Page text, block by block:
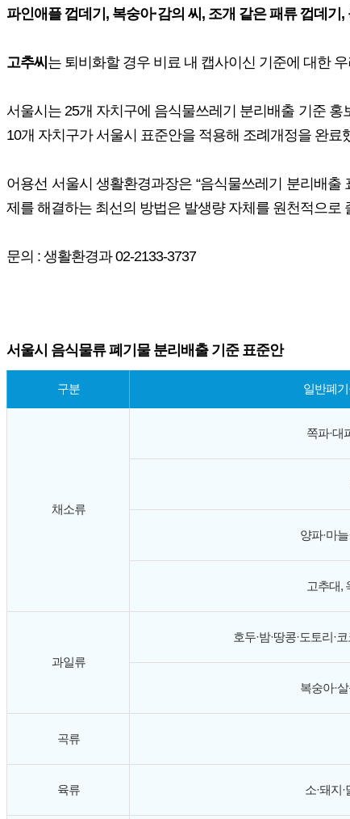
파인애플 껍데기, 복숭아·감의 씨, 조개 같은 패류 껍데기,
고추씨 는 퇴비화할 경우 비료 내 캡사이신 기준에 대한 우
서울시는 25개 자치구에 음식물쓰레기 분리배출 기준
10개 자치구가 서울시 표준안을 적용해 조례개정을 완료
어용선 서울시 생활환경과장은 “음식물쓰레기 분리배
제를 해결하는 최선의 방법은 발생량 자체를 원천적으
문의 : 생활환경과 02-2133-3737
서울시 음식물류 폐기물 분리배출 기준 표준안
구분 일반폐
채소류
쪽파·대
양파·마
고추대,
과일류
호두·밤·땅콩·도토리·
복숭아·
곡류
육류 소·돼지